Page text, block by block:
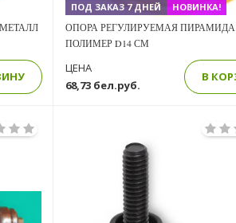
ПОД ЗАКАЗ 7 ДНЕЙ НОВИНКА!
ОПОРА РЕГУЛИРУЕМАЯ ПИРАМИДА
ПОЛИМЕР D14 СМ
68,73 бел.руб.
ЦЕНА
В